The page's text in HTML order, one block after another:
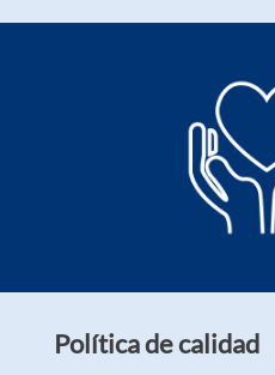
Política de calidad